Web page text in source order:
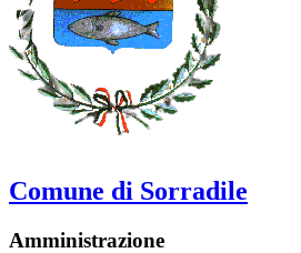
Comune di Sorradile
Amministrazione